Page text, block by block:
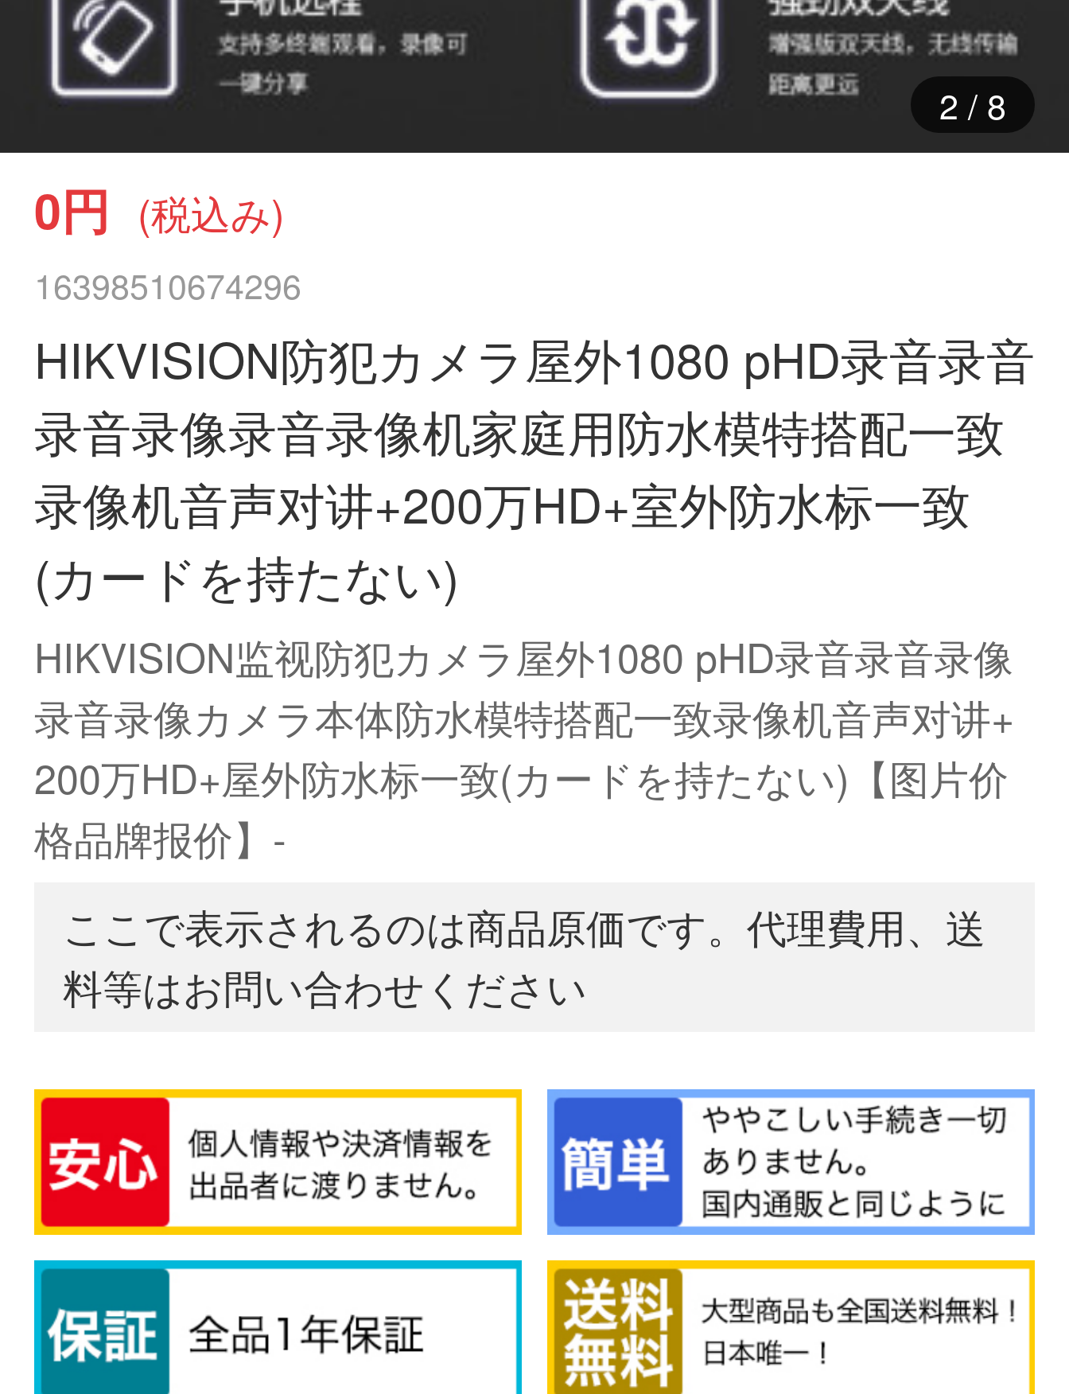
2 / 8
0円 (税込み)
16398510674296
HIKVISION防犯カメラ屋外1080 pHD录音录音
录音录像录音录像机家庭用防水模特搭配一致
录像机音声对讲+200万HD+室外防水标一致
(カードを持たない)
HIKVISION监视防犯カメラ屋外1080 pHD录音录音录像
录音录像カメラ本体防水模特搭配一致录像机音声对讲+
200万HD+屋外防水标一致(カードを持たない)【图片价
格品牌报价】-
ここで表示されるのは商品原価です。代理費用、送
料等はお問い合わせください